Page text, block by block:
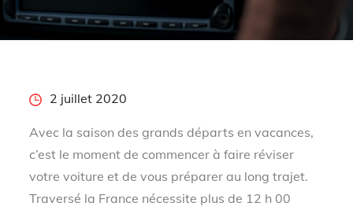
Posted2 juillet 2020
Avec la saison des grands départs en vacances,
c’est le moment de commencer à faire réviser
votre voiture et de vous préparer au long trajet.
Traversé la France nécessite plus de 12 h 00